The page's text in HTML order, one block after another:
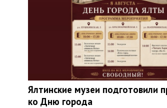
Ялтинские музеи подготовили
ко Дню города